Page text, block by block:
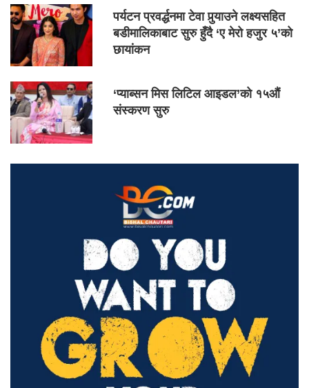
पर्यटन प्रवर्द्धनमा टेवा पुर्‍याउने लक्ष्यसहित
बडीमालिकाबाट सुरु हुँदै ‘ए मेरो हजुर ५’को
छायांकन
‘प्याब्सन मिस लिटिल आइडल’को १५औं
संस्करण सुरु